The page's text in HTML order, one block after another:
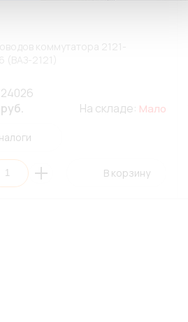
коммутатора 2121-
(ВАЗ-2121)
На складе: Мало
В корзину